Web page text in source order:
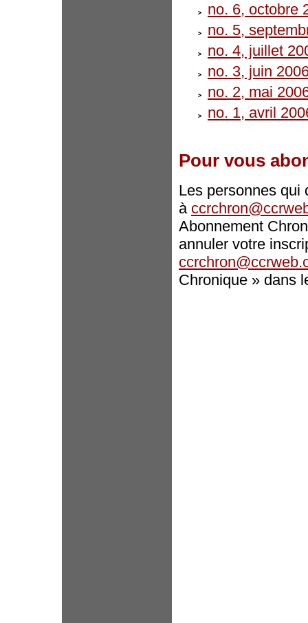
no. 6, octobre
no. 5,
no. 4, juillet
no. 3, juin
no. 2, mai
no. 1, avril
Pour vous
Les personnes qui
à
Abonnement
annuler votre
Chronique » dans